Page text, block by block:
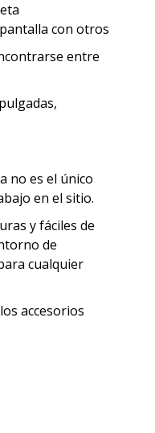
con otros
entre
no es el único
en el sitio.
y fáciles de
de
cualquier
accesorios